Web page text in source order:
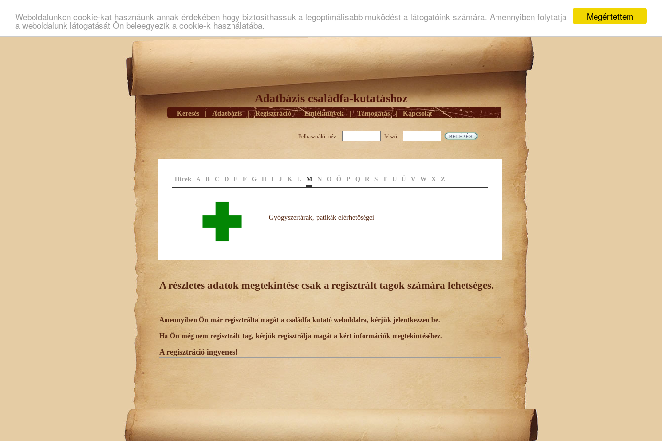
Megértettem
Weboldalunkon cookie-kat hasznáunk annak érdekében hogy biztosíthassuk a legoptimálisabb muködést a látogatóink számára. Amennyiben folytatja
a weboldalunk látogatását Ön beleegyezik a cookie-k használatába.
Adatbázis családfa-kutatáshoz
Keresés Adatbázis | Regisztráció | Emlékmûvek | Támogatás | Kapcsolat
Felhasználói név: Jelszó:
Hírek A B C D E F G H I J K L M N O Ö P Q R S T U Ü V W X Z
Gyógyszertárak, patikák elérhetöségei
A részletes adatok megtekintése csak a regisztrált tagok számára lehetséges.
Amennyiben Ön már regisztrálta magát a családfa kutató weboldalra, kérjük jelentkezzen be.
Ha Ön még nem regisztrált tag, kérjük regisztrálja magát a kért információk megtekintéséhez.
A regisztráció ingyenes!